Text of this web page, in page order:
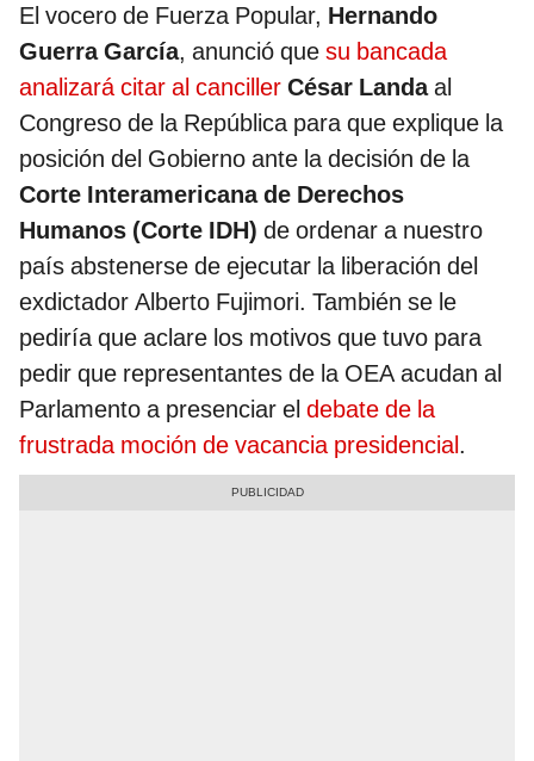
El vocero de Fuerza Popular, Hernando
Guerra García, anunció que su bancada
analizará citar al canciller César Landaal
Congreso de la República para que explique la
posición del Gobierno ante la decisión de la
Corte Interamericana de Derechos
Humanos (Corte IDH) de ordenar a nuestro
país abstenerse de ejecutar la liberación del
exdictador Alberto Fujimori. También se le
pediría que aclare los motivos que tuvo para
pedir que representantes de la OEA acudan al
Parlamento a presenciar el debate de la
frustrada moción de vacancia presidencial.